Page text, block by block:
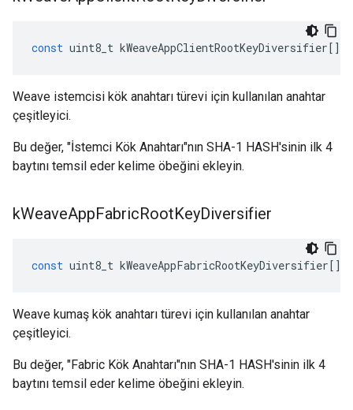
const uint8_t kWeaveAppClientRootKeyDiversifier[]
Weave istemcisi kök anahtarı türevi için kullanılan anahtar
çeşitleyici.
Bu değer, "İstemci Kök Anahtarı"nın SHA-1 HASH'sinin ilk 4
baytını temsil eder kelime öbeğini ekleyin.
kWeaveAppFabricRootKeyDiversifier
const uint8_t kWeaveAppFabricRootKeyDiversifier[]
Weave kumaş kök anahtarı türevi için kullanılan anahtar
çeşitleyici.
Bu değer, "Fabric Kök Anahtarı"nın SHA-1 HASH'sinin ilk 4
baytını temsil eder kelime öbeğini ekleyin.